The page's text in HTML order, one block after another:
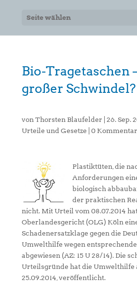
Seite wählen
Bio-Tragetaschen
großer Schwindel?
von Thorsten Blaufelder 26. Sep.
Urteile und Gesetze
0
Plastiktüten, die
Anforderungen
biologisch
der praktischen
nicht. Mit Urteil vom 08.07.2014
Oberlandesgericht (OLG) Köln
Schadenersatzklage gegen die
Umwelthilfe wegen
abgewiesen (AZ: 15 U 28/14). Die
Urteilsgründe hat die Umwelthilfe
25.09.2014, veröffentlicht.